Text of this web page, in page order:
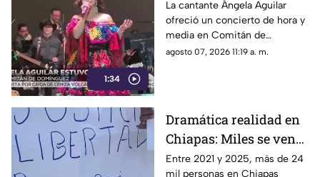
1:34
Aguilar en Comitán de
Domínguez, Chiapas
La cantante Ángela Aguilar
ofreció un concierto de hora y
media en Comitán de
Domínguez, donde sorprendió
agosto 07, 2026 11:19 a. m.
Dramática realidad en
Chiapas: Miles se ven
obligados a huir de sus
Entre 2021 y 2025, más de 24
mil personas en Chiapas